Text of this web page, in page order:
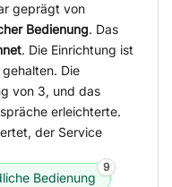
geprägt von
Bedienung. Das
. Die Einrichtung ist
Die
von 3, und das
erleichterte.
der Service
Bedienung
9